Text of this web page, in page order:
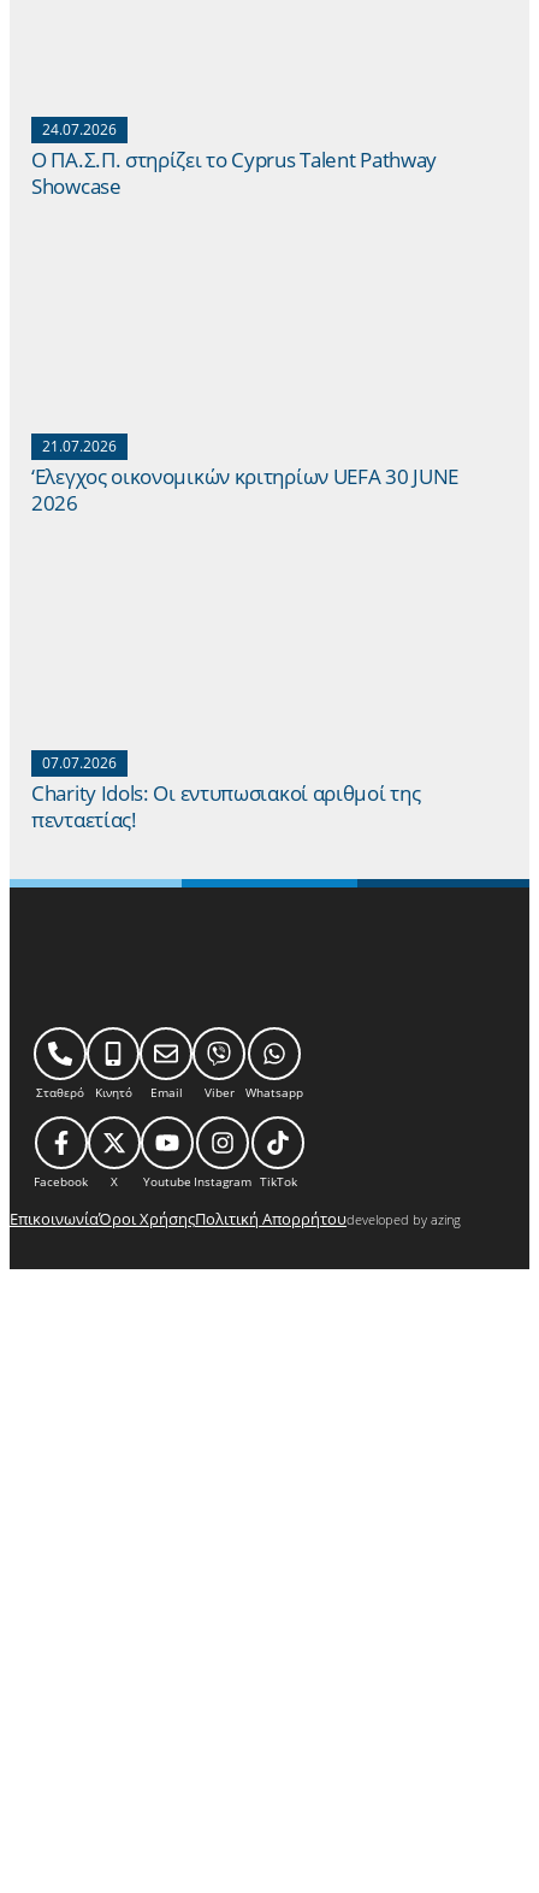
24.07.2026
Ο ΠΑ.Σ.Π. στηρίζει το Cyprus Talent Pathway
Showcase
21.07.2026
‘Ελεγχος οικονομικών κριτηρίων UEFA 30 JUNE
2026
07.07.2026
Charity Idols: Οι εντυπωσιακοί αριθμοί της
πενταετίας!
Σταθερό Κινητό Email Viber Whatsapp
Facebook X Youtube Instagram TikTok
ΕπικοινωνίαΌροι ΧρήσηςΠολιτική Απορρήτουdeveloped by azing